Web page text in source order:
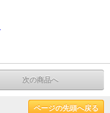
次の商品へ
ページの先頭へ戻る